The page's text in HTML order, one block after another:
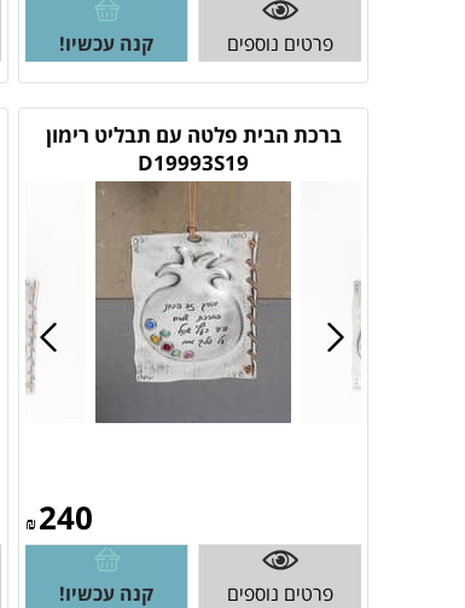
פרטים נוספים קנה עכשיו!
ברכת הבית פלטה עם תבליט רימון
D19993S19
₪240
פרטים נוספים קנה עכשיו!